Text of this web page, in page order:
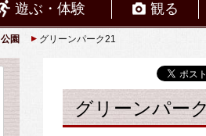
遊ぶ・体験 観る
公園 グリーンパーク21
グリーンパー